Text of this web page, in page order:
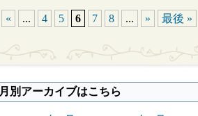
« ... 4 5 6 7 8 ... » 最後 »
月別アーカイブはこちら